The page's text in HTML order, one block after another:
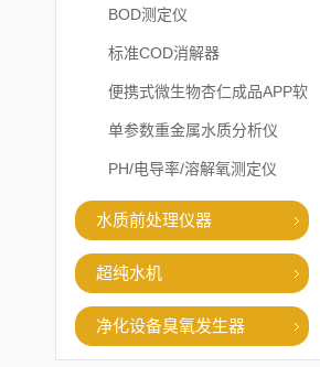
BOD测定仪
标准COD消解器
便携式微生物杏仁成品APP软
件直播大全
单参数重金属水质分析仪
PH/电导率/溶解氧测定仪
水质前处理仪器
超纯水机
净化设备臭氧发生器